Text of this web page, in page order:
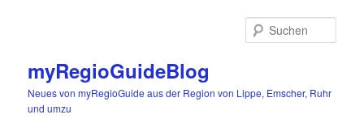
myRegioGuideBlog
Neues von myRegioGuide aus der Region von Lippe, Emscher, Ruhr
und umzu